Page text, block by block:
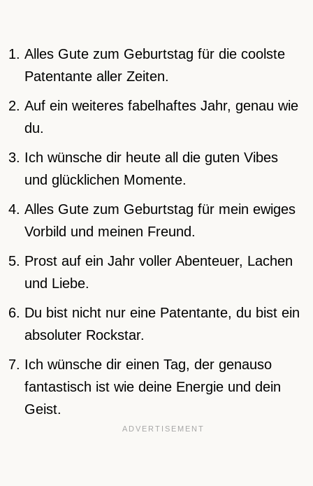
Alles Gute zum Geburtstag für die coolste
Patentante aller Zeiten.
Auf ein weiteres fabelhaftes Jahr, genau wie
du.
Ich wünsche dir heute all die guten Vibes
und glücklichen Momente.
Alles Gute zum Geburtstag für mein ewiges
Vorbild und meinen Freund.
Prost auf ein Jahr voller Abenteuer, Lachen
und Liebe.
Du bist nicht nur eine Patentante, du bist ein
absoluter Rockstar.
Ich wünsche dir einen Tag, der genauso
fantastisch ist wie deine Energie und dein
Geist.